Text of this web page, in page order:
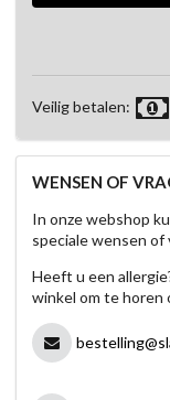
Veilig betalen:
WENSEN OF
In onze webshop
speciale wensen
Heeft u een
winkel om te horen